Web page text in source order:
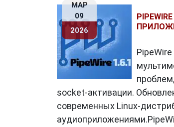
за обработку данных и
Оперативная память
работы приложений.
Хранилище данных:
накопители (SSD) для
Сетевой интерфейс:
Операционная система:
операционных систем,
МАР
09
2026
socket-активации.
современных Linux-